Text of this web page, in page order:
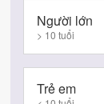
Người lớn
> 10 tuổi
Trẻ em